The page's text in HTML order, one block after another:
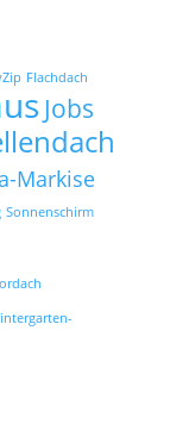
Flachdach
Jobs
Markise
Sonnenschirm